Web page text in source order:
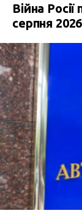
Війна
серпня